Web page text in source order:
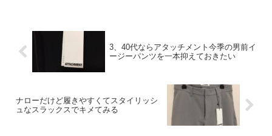
3、40代ならアタッチメント今季の男前イ
ージーパンツを一本抑えておきたい
ナローだけど履きやすくてスタイリッシ
ュなスラックスでキメてみる